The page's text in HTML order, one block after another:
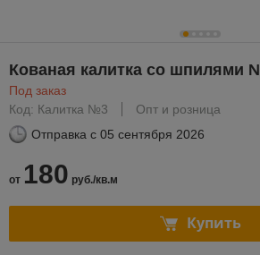
Кованая калитка со шпилями
Под заказ
Код: Калитка №3
Опт и розница
Отправка с 05 сентября 2026
от 180 руб./кв.м
Купить